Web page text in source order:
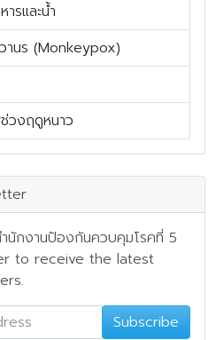
รและน้ำ
านร (Monkeypox)
วงฤดูหนาว
กงานป้องกันควบคุมโรคที่ 5
to receive the latest
Subscribe